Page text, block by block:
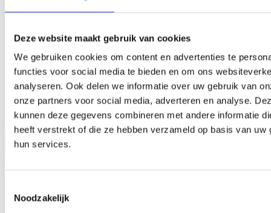
Deze website maakt gebruik van cookies
We gebruiken cookies om content en advertenties te
functies voor social media te bieden en om ons
analyseren. Ook delen we informatie over uw gebruik van
onze partners voor social media, adverteren en analyse.
kunnen deze gegevens combineren met andere informatie
heeft verstrekt of die ze hebben verzameld op basis van uw
hun services.
Noodzakelijk